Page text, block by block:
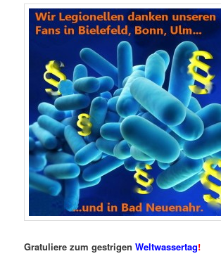
Gratuliere zum gestrigenWeltwassertag!